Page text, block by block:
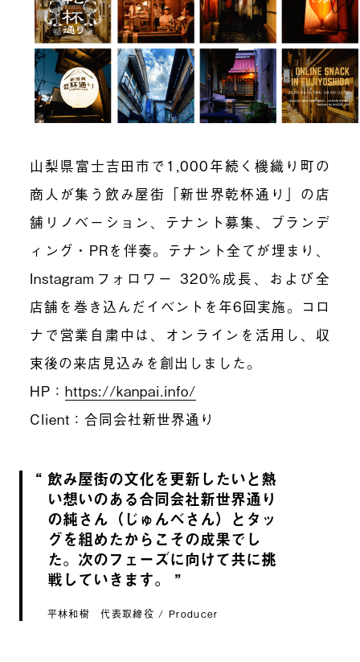
山梨県富士吉田市で1,000年続く機織り町の
商人が集う飲み屋街「新世界乾杯通り」の店
舗リノベーション、テナント募集、ブランデ
ィング・PRを伴奏。テナント全てが埋まり、
Instagramフォロワー 320%成長、および全
店舗を巻き込んだイベントを年6回実施。コロ
ナで営業自粛中は、オンラインを活用し、収
束後の来店見込みを創出しました。
HP：https://kanpai.info/
Client：合同会社新世界通り
飲み屋街の文化を更新したいと熱
い想いのある合同会社新世界通り
の純さん（じゅんべさん）とタッ
グを組めたからこその成果でし
た。次のフェーズに向けて共に挑
戦していきます。
平林和樹 代表取締役 / Producer